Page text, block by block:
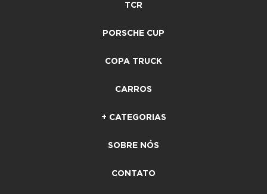
TCR
PORSCHE CUP
COPA TRUCK
CARROS
+ CATEGORIAS
SOBRE NÓS
CONTATO